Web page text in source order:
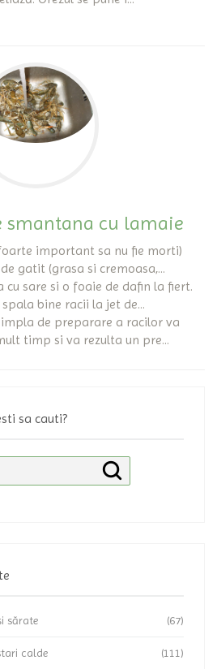
smantana cu lamaie
important sa nu fie morti)
gatit (grasa si cremoasa,...
cu sare si o foaie de dafin la fiert.
bine racii la jet de...
de preparare a racilor va
timp si va rezulta un pre...
sa cauti?
sărate (67)
calde (111)